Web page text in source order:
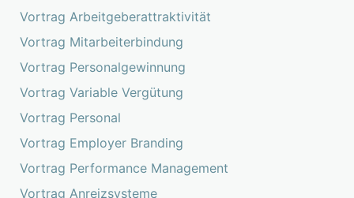
Vortrag Arbeitgeberattraktivität
Vortrag Mitarbeiterbindung
Vortrag Personalgewinnung
Vortrag Variable Vergütung
Vortrag Personal
Vortrag Employer Branding
Vortrag Performance Management
Vortrag Anreizsysteme